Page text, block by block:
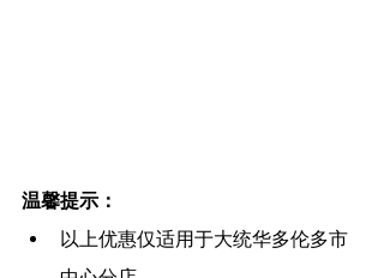
温馨提示：
以上优惠仅适用于大统华多伦多市